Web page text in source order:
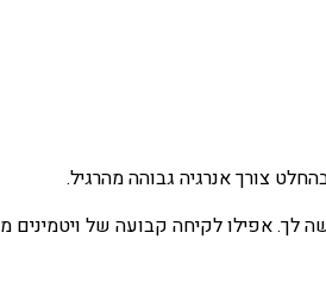
צורך אנרגיה גבוהה מהרגיל.
אפילו לקיחה קבועה של ויטמינים